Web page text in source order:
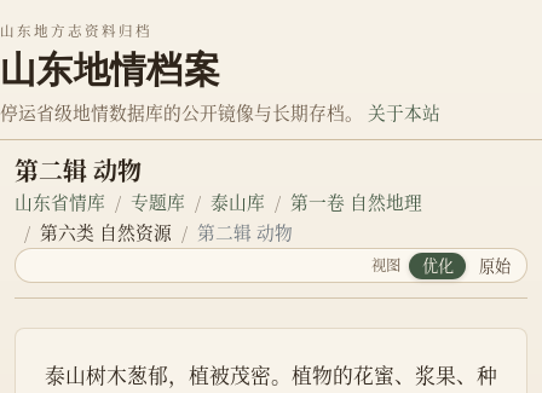
山东地方志资料归档
山东地情档案
停运省级地情数据库的公开镜像与长期存档。 关于本站
第二辑 动物
山东省情库 专题库 泰山库
第一卷 自然地理
第六类 自然资源
第二辑 动物
视图 优化 原始
泰山树木葱郁，植被茂密。植物的花蜜、浆果、种